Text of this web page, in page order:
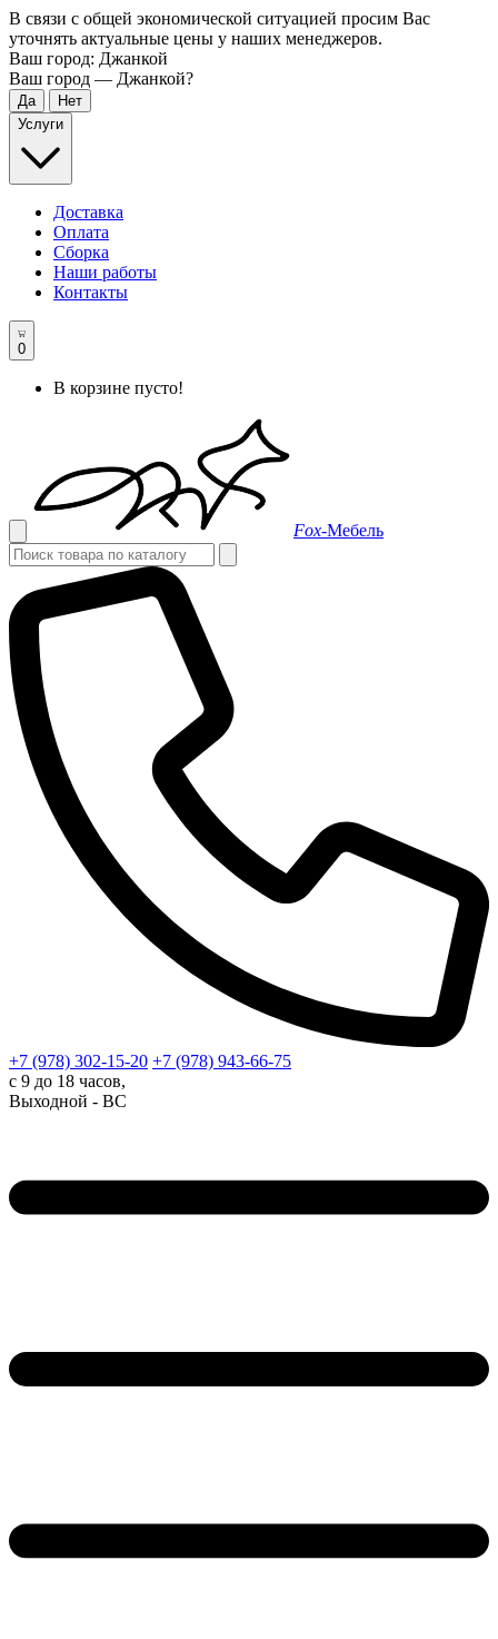
В связи с общей экономической ситуацией просим Вас
уточнять актуальные цены у наших менеджеров.
Ваш город: Джанкой
Ваш город — Джанкой?
Услуги
Доставка
Оплата
Сборка
Наши работы
Контакты
0
В корзине пусто!
Fox-Мебель
+7 (978) 302-15-20 +7 (978) 943-66-75
с 9 до 18 часов,
Выходной - ВС